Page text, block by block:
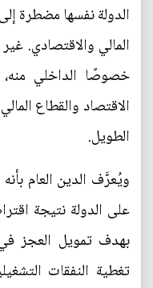
الدولة نفسها مضطرة
المالي والاقتصادي.
خصوصًا الداخلي
الاقتصاد والقطاع
الطويل.
ويُعرَّف الدين العام بأنه
على الدولة نتيجة
بهدف تمويل العجز في
تغطية النفقات